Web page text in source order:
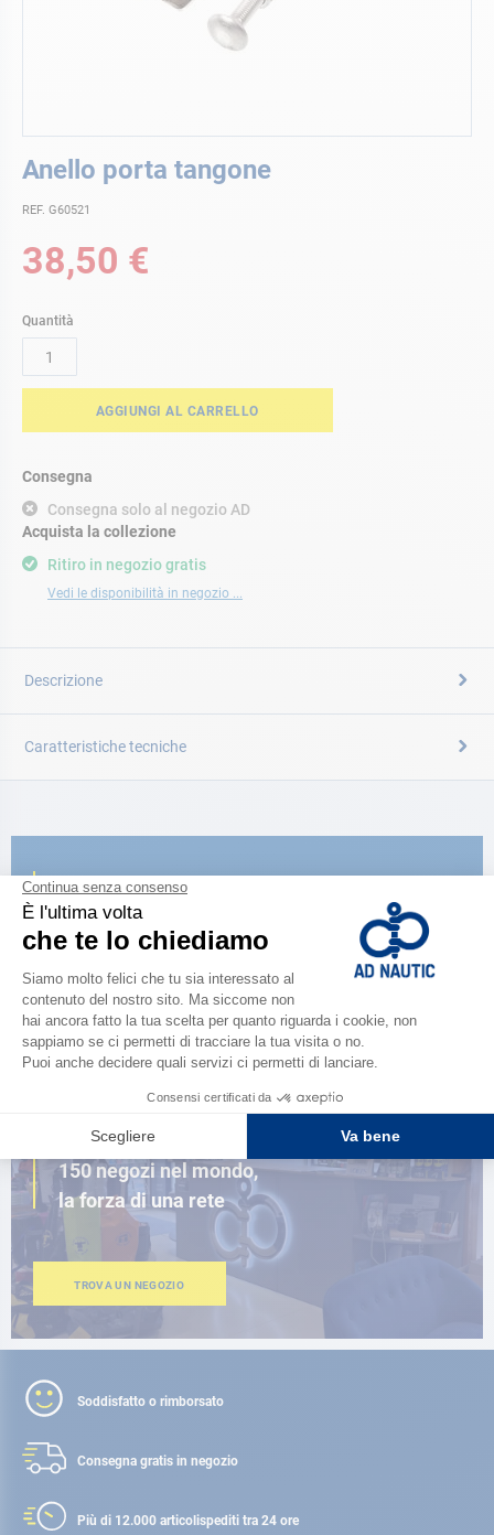
Anello porta tangone
REF. G60521
38,50 €
Quantità
AGGIUNGI AL CARRELLO
Consegna
Consegna solo al negozio AD
Ritiro in negozio gratis
Vedi le disponibilità in negozio ...
Acquista la collezione
all'inizio
galleria
immagini
Descrizione
Caratteristiche tecniche
CATALOGARE
Scopri la
nuova guida AD 2026
SFOGLIA IL CATALOGO
VICINO A TE
150 negozi nel mondo,
la forza di una rete
TROVA UN NEGOZIO
Soddisfatto o rimborsato
Consegna gratis in negozio
Più di 12.000 articolispediti tra 24 ore